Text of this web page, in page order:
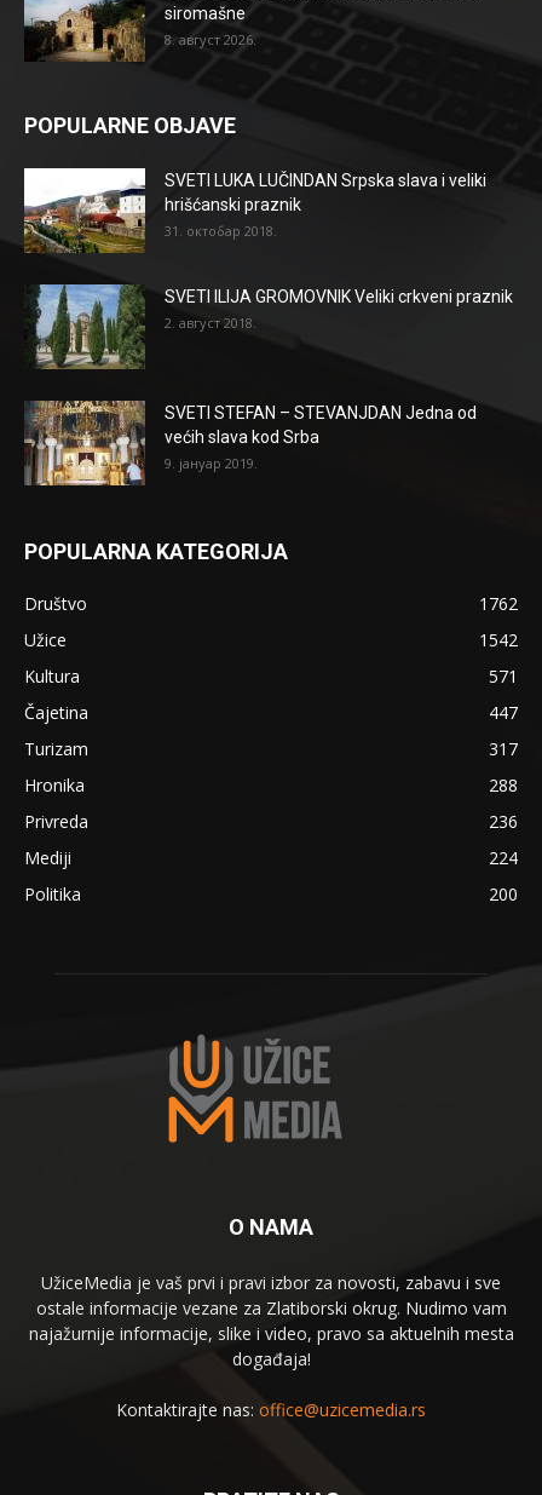
siromašne
8. август 2026.
POPULARNE OBJAVE
SVETI LUKA LUČINDAN Srpska slava i veliki
hrišćanski praznik
31. октобар 2018.
SVETI ILIJA GROMOVNIK Veliki crkveni praznik
2. август 2018.
SVETI STEFAN – STEVANJDAN Jedna od
većih slava kod Srba
9. јануар 2019.
POPULARNA KATEGORIJA
Društvo
1762
Užice
1542
Kultura
571
Čajetina
447
Turizam
317
Hronika
288
Privreda
236
Mediji
224
Politika
200
O NAMA
UžiceMedia je vaš prvi i pravi izbor za novosti, zabavu i sve
ostale informacije vezane za Zlatiborski okrug. Nudimo vam
najažurnije informacije, slike i video, pravo sa aktuelnih mesta
događaja!
Kontaktirajte nas: office@uzicemedia.rs